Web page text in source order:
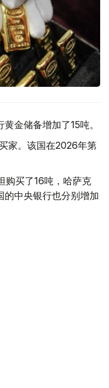
金储备增加了15吨。
家。该国在2026年第
购买了16吨，哈萨克
的中央银行也分别增加